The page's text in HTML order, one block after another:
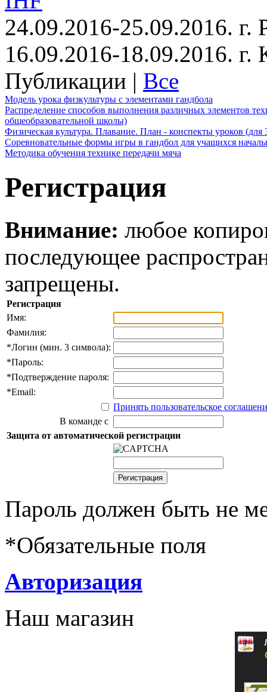
24.09.2016-25.09.2016. г.
16.09.2016-18.09.2016.
Публикации | Все
Модель урока физкультуры с элементами гандбола
Распределение способов выполнения различных элементов
общеобразовательной школы)
Физическая культура. Плавание. План - конспекты уроков (для
Соревновательные формы игры в гандбол для учащихся
Методика обучения технике передачи мяча
Регистрация
Внимание: любое
последующее
запрещены.
Регистрация
Имя:
Фамилия:
*Логин (мин. 3 символа):
*Пароль:
*Подтверждение пароля:
*Email:
Принять пользовательское
В команде с
Защита от автоматической регистрации
Пароль должен быть не
*Обязательные поля
Авторизация
Наш магазин